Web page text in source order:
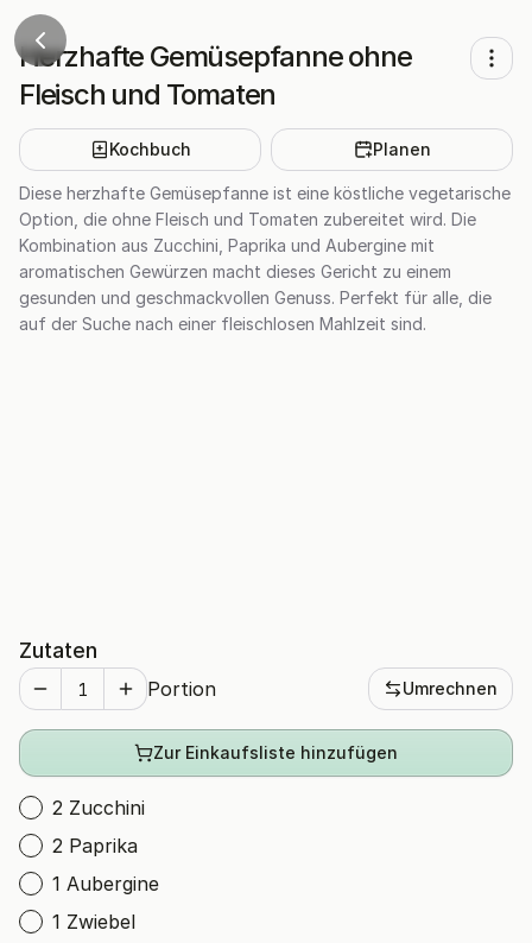
Herzhafte Gemüsepfanne ohne
Fleisch und Tomaten
Kochbuch Planen
Diese herzhafte Gemüsepfanne ist eine köstliche vegetarische
Option, die ohne Fleisch und Tomaten zubereitet wird. Die
Kombination aus Zucchini, Paprika und Aubergine mit
aromatischen Gewürzen macht dieses Gericht zu einem
gesunden und geschmackvollen Genuss. Perfekt für alle, die
auf der Suche nach einer fleischlosen Mahlzeit sind.
Zutaten
Portion Umrechnen
Zur Einkaufsliste hinzufügen
2 Zucchini
2 Paprika
1 Aubergine
1 Zwiebel